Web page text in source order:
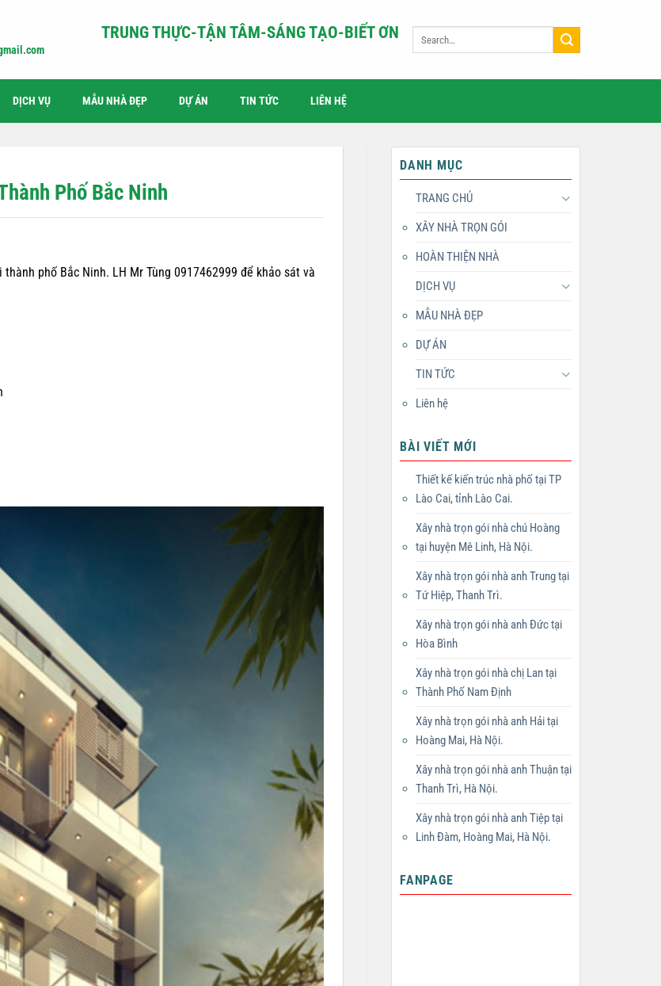
TRUNG THỰC-TẬN TÂM-SÁNG TẠO-BIẾT ƠN
DỊCH VỤ MẪU NHÀ ĐẸP DỰ ÁN TIN TỨC LIÊN HỆ
Phố Bắc Ninh
phố Bắc Ninh. LH Mr Tùng 0917462999 để khảo sát và
DANH MỤC
TRANG CHỦ
XÂY NHÀ TRỌN GÓI
HOÀN THIỆN NHÀ
DỊCH VỤ
MẪU NHÀ ĐẸP
DỰ ÁN
TIN TỨC
Liên hệ
BÀI VIẾT MỚI
Thiết kế kiến trúc nhà phố tại TP
Lào Cai, tỉnh Lào Cai.
Xây nhà trọn gói nhà chú Hoàng
tại huyện Mê Linh, Hà Nội.
Xây nhà trọn gói nhà anh Trung tại
Tứ Hiệp, Thanh Trì.
Xây nhà trọn gói nhà anh Đức tại
Hòa Bình
Xây nhà trọn gói nhà chị Lan tại
Thành Phố Nam Định
Xây nhà trọn gói nhà anh Hải tại
Hoàng Mai, Hà Nội.
Xây nhà trọn gói nhà anh Thuận tại
Thanh Trì, Hà Nội.
Xây nhà trọn gói nhà anh Tiệp tại
Linh Đàm, Hoàng Mai, Hà Nội.
FANPAGE